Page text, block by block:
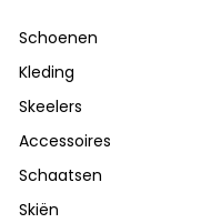
Schoenen
Kleding
Skeelers
Accessoires
Schaatsen
Skiën